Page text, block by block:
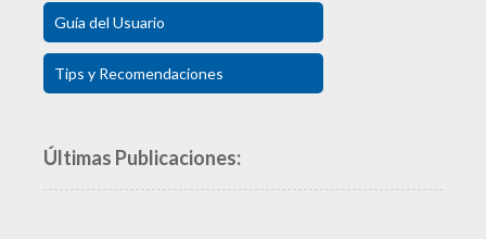
Guía del Usuario
Tips y Recomendaciones
Últimas Publicaciones: